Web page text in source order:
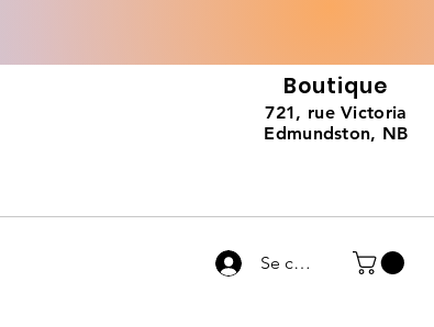
Boutique
721, rue Victoria
Edmundston, NB
Se connecter